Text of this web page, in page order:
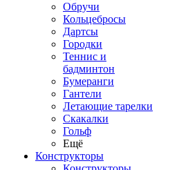
Обручи
Кольцебросы
Дартсы
Городки
Теннис и
бадминтон
Бумеранги
Гантели
Летающие тарелки
Скакалки
Гольф
Ещё
Конструкторы